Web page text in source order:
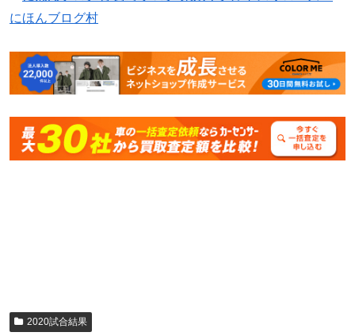
にほんブログ村
2020試合結果